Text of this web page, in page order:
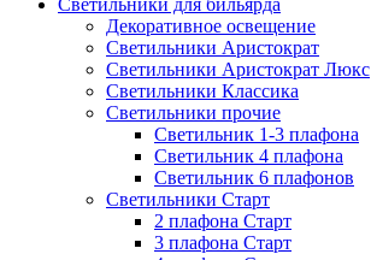
Декоративное освещение
Светильники Аристократ
Светильники Аристократ Люкс
Светильники Классика
Светильники прочие
Светильник 1-3 плафона
Светильник 4 плафона
Светильник 6 плафонов
Светильники Старт
2 плафона Старт
3 плафона Старт